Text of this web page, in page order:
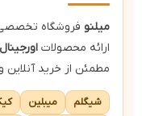
میلنو فروشگاه
ارائه محصولات اورجینال
مطمئن از خرید
شیگلم میبلین